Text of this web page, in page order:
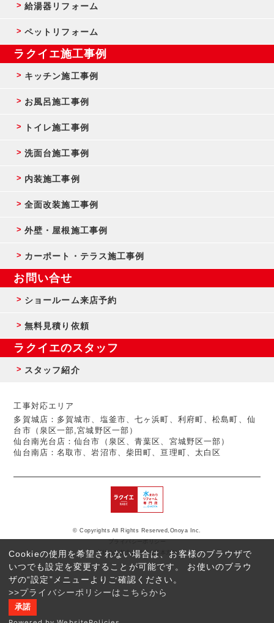
Cookieの使用を希望されない場合は、お客様のブラウザで
いつでも設定を変更することが可能です。 お使いのブラウ
ザの“設定”メニューよりご確認ください。
>>プライバシーポリシーはこちらから
承諾
反社会的勢力に対する基本方針
© Copyrights All Rights Reserved,Onoya Inc.
給湯器リフォーム
ペットリフォーム
ラクイエ施工事例
キッチン施工事例
お風呂施工事例
トイレ施工事例
洗面台施工事例
内装施工事例
全面改装施工事例
外壁・屋根施工事例
カーポート・テラス施工事例
お問い合せ
ショールーム来店予約
無料見積り依頼
ラクイエのスタッフ
スタッフ紹介
工事対応エリア
多賀城店：多賀城市、塩釜市、七ヶ浜町、利府町、松島町、仙
台市（泉区一部,宮城野区一部）
仙台南光台店：仙台市（泉区、青葉区、宮城野区一部）
仙台南店：名取市、岩沼市、柴田町、亘理町、太白区